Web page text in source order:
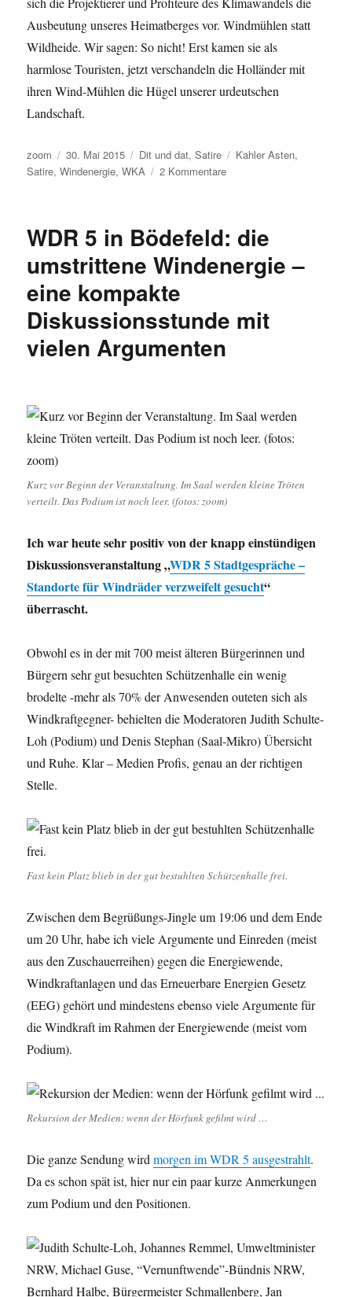
Ausbeutung unseres Heimatberges vor. Windmühlen statt
Wildheide. Wir sagen: So nicht! Erst kamen sie als
harmlose Touristen, jetzt verschandeln die Holländer mit
ihren Wind-Mühlen die Hügel unserer urdeutschen
Landschaft.
Autor
zoom
Veröffentlicht
am
30. Mai 2015 Kategorien
Dit und dat,Satire Schlagwörter
Kahler Asten,
Satire,Windenergie,WKA 2 Kommentarezu
der
Mafia
auf
Klimawandel
WDR 5 in Bödefeld: die
umstrittene Windenergie –
eine kompakte
Diskussionsstunde mit
vielen Argumenten
Kurz vor Beginn der Veranstaltung. Im Saal werden kleine Tröten
verteilt. Das Podium ist noch leer. (fotos: zoom)
Ich war heute sehr positiv von der knapp einstündigen
Diskussionsveranstaltung „WDR 5 Stadtgespräche –
Standorte für Windräder verzweifelt gesucht“
überrascht.
Obwohl es in der mit 700 meist älteren Bürgerinnen und
Bürgern sehr gut besuchten Schützenhalle ein wenig
brodelte -mehr als 70% der Anwesenden outeten sich als
Windkraftgegner- behielten die Moderatoren Judith Schulte-
Loh (Podium) und Denis Stephan (Saal-Mikro) Übersicht
und Ruhe. Klar – Medien Profis, genau an der richtigen
Stelle.
Fast kein Platz blieb in der gut bestuhlten Schützenhalle frei.
Zwischen dem Begrüßungs-Jingle um 19:06 und dem Ende
um 20 Uhr, habe ich viele Argumente und Einreden (meist
aus den Zuschauerreihen) gegen die Energiewende,
Windkraftanlagen und das Erneuerbare Energien Gesetz
(EEG) gehört und mindestens ebenso viele Argumente für
die Windkraft im Rahmen der Energiewende (meist vom
Podium).
Rekursion der Medien: wenn der Hörfunk gefilmt wird …
Die ganze Sendung wirdmorgen im WDR 5 ausgestrahlt.
Da es schon spät ist, hier nur ein paar kurze Anmerkungen
zum Podium und den Positionen.